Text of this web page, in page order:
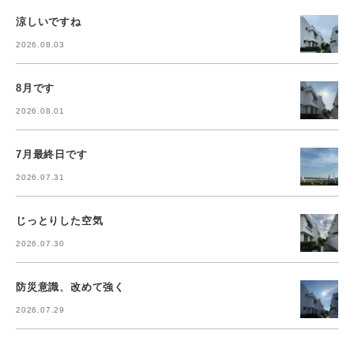
涼しいですね
2026.08.03
8月です
2026.08.01
7月最終日です
2026.07.31
じっとりした空気
2026.07.30
防災意識、改めて強く
2026.07.29